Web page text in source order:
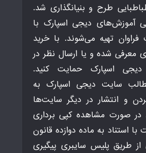
طرح و بنیانگذاری شد.
آموزش‌های دیجی اسپارک با
تهیه می‌شوند. با خرید
معرفی شده و یا ارسال نظر در
اسپارک حمایت کنید.
سایت دیجی اسپارک به
و انتشار در دیگر سایت‌ها
در صورت مشاهده کپی برداری
استناد به ماده دوازده قانون
از طریق پلیس سایبری پیگیری